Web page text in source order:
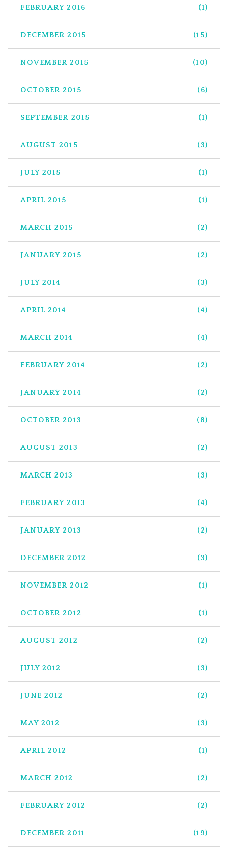
FEBRUARY 2016 (1)
DECEMBER 2015 (15)
NOVEMBER 2015 (10)
OCTOBER 2015 (6)
SEPTEMBER 2015 (1)
AUGUST 2015 (3)
JULY 2015 (1)
APRIL 2015 (1)
MARCH 2015 (2)
JANUARY 2015 (2)
JULY 2014 (3)
APRIL 2014 (4)
MARCH 2014 (4)
FEBRUARY 2014 (2)
JANUARY 2014 (2)
OCTOBER 2013 (8)
AUGUST 2013 (2)
MARCH 2013 (3)
FEBRUARY 2013 (4)
JANUARY 2013 (2)
DECEMBER 2012 (3)
NOVEMBER 2012 (1)
OCTOBER 2012 (1)
AUGUST 2012 (2)
JULY 2012 (3)
JUNE 2012 (2)
MAY 2012 (3)
APRIL 2012 (1)
MARCH 2012 (2)
FEBRUARY 2012 (2)
DECEMBER 2011 (19)